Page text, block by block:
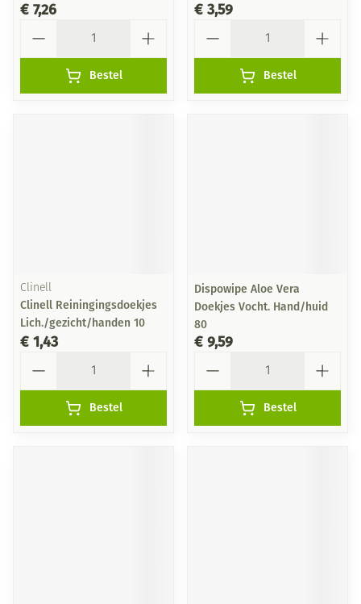
€ 7,26
Bestel
€ 3,59
Bestel
Clinell
Clinell Reiningingsdoekjes
Lich./gezicht/handen 10
€ 1,43
Bestel
Dispowipe Aloe Vera
Doekjes Vocht. Hand/huid
80
€ 9,59
Bestel